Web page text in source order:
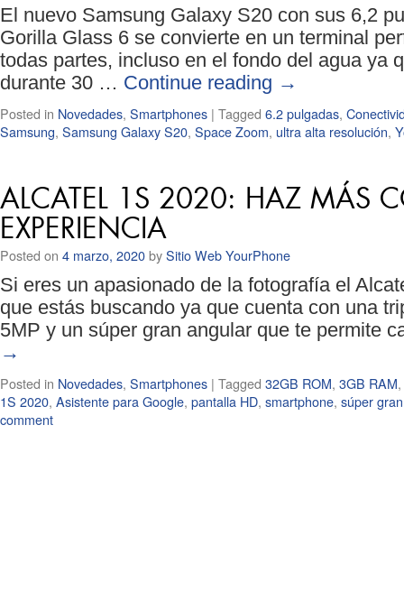
El nuevo Samsung Galaxy S20 con sus 6,2
Gorilla Glass 6 se convierte en un terminal
todas partes, incluso en el fondo del agua ya
durante 30 … Continue reading →
Posted in Novedades, Smartphones | Tagged 6.2 pulgadas,
Samsung, Samsung Galaxy S20, Space Zoom, ultra alta resolución,
ALCATEL 1S 2020: HAZ MÁS
EXPERIENCIA
Posted on 4 marzo, 2020bySitio Web YourPhone
Si eres un apasionado de la fotografía el
que estás buscando ya que cuenta con una
5MP y un súper gran angular que te permite
→
Posted in Novedades, Smartphones | Tagged 32GB ROM, 3GB RAM,
1S 2020, Asistente para Google, pantalla HD, smartphone, súper
comment